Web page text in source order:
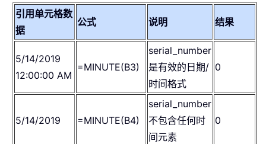
引用单元格数
据
公式 说明 结果
5/14/2019
12:00:00 AM
=MINUTE(B3)
serial_number
是有效的日期/
时间格式
0
5/14/2019 =MINUTE(B4)
serial_number
不包含任何时
间元素
0